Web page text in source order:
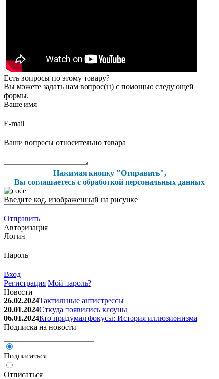
Есть вопросы по этому товару?
Вы можете задать нам вопрос(ы) с помощью следующей
формы.
Ваше имя
E-mail
Ваши вопросы относительно товара
Нажимая кнопку "Отправить",
Вы соглашаетесь с обработкой персональных данных
Введите код, изображенный на рисунке
Отправить
Авторизация
Логин
Пароль
Вход
Регистрация Мой пароль?
Новости
26.02.2024Тактильные антистрессы
20.01.2024Откуда появились клоуны
06.01.2024Кто придумал фокусы: История иллюзионизма
Подписка на новости
Подписаться
Отписаться